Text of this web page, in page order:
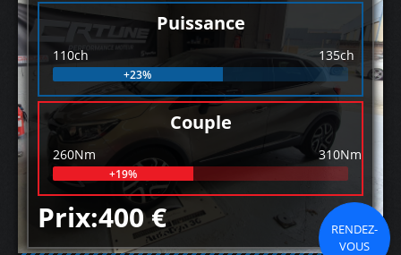
Puissance
110ch 135ch
+23%
Couple
260Nm 310Nm
+19%
Prix:400 €
RENDEZ-
VOUS